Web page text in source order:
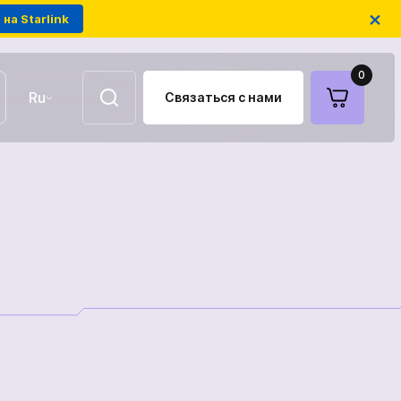
на Starlink ×
Ru
Связаться с нами
0